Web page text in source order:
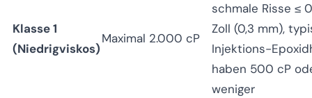
Klasse 1
(Niedrigviskos)
Maximal 2.000 cP
schmale Risse ≤
Zoll (0,3 mm),
Injektions-
haben 500 cP
weniger